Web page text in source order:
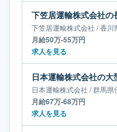
下笠居運輸株式会社 /香川
月給50万-55万円
求人を見る
日本運輸株式会社 /群馬県
月給67万-68万円
求人を見る